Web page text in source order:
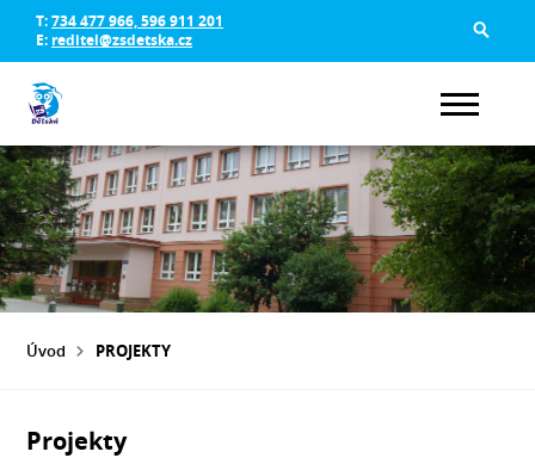
T:734 477 966, 596 911 201
E: reditel@zsdetska.cz
Úvod PROJEKTY
Projekty